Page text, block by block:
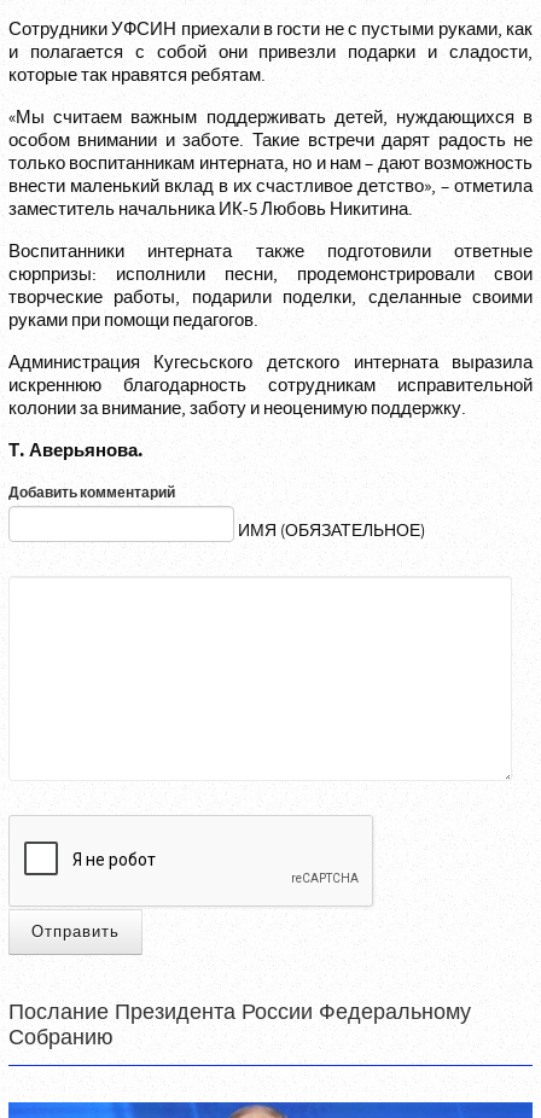
Сотрудники УФСИН приехали в гости не с пустыми руками, как
и полагается с собой они привезли подарки и сладости,
которые так нравятся ребятам.
«Мы считаем важным поддерживать детей, нуждающихся в
особом внимании и заботе. Такие встречи дарят радость не
только воспитанникам интерната, но и нам – дают возможность
внести маленький вклад в их счастливое детство», – отметила
заместитель начальника ИК-5 Любовь Никитина.
Воспитанники интерната также подготовили ответные
сюрпризы: исполнили песни, продемонстрировали свои
творческие работы, подарили поделки, сделанные своими
руками при помощи педагогов.
Администрация Кугесьского детского интерната выразила
искреннюю благодарность сотрудникам исправительной
колонии за внимание, заботу и неоценимую поддержку.
Т. Аверьянова.
Добавить комментарий
ИМЯ (ОБЯЗАТЕЛЬНОЕ)
Отправить
Послание Президента России Федеральному
Собранию